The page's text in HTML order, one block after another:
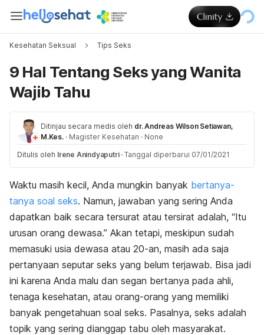
Kesehatan Seksual Tips Seks
9 Hal Tentang Seks yang Wanita
Wajib Tahu
Ditinjau secara medis oleh dr. Andreas Wilson Setiawan,
M.Kes. · Magister Kesehatan · None
Ditulis oleh Irene Anindyaputri · Tanggal diperbarui 07/01/2021
Waktu masih kecil, Anda mungkin banyak bertanya-
tanya soal seks. Namun, jawaban yang sering Anda
dapatkan baik secara tersurat atau tersirat adalah, “Itu
urusan orang dewasa.” Akan tetapi, meskipun sudah
memasuki usia dewasa atau 20-an, masih ada saja
pertanyaan seputar seks yang belum terjawab. Bisa jadi
ini karena Anda malu dan segan bertanya pada ahli,
tenaga kesehatan, atau orang-orang yang memiliki
banyak pengetahuan soal seks. Pasalnya, seks adalah
topik yang sering dianggap tabu oleh masyarakat.